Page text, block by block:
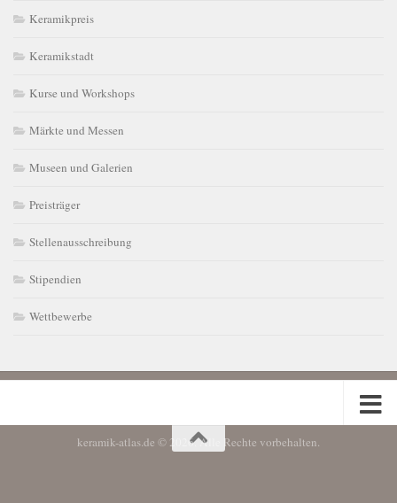
Keramikpreis
Keramikstadt
Kurse und Workshops
Märkte und Messen
Museen und Galerien
Preisträger
Stellenausschreibung
Stipendien
Wettbewerbe
keramik-atlas.de © 2026. Alle Rechte vorbehalten.